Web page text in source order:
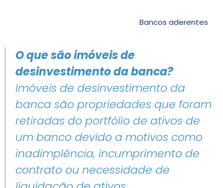
Bancos aderentes
O que são imóveis de
desinvestimento da banca?
Imóveis de desinvestimento da
banca são propriedades que foram
retiradas do portfólio de ativos de
um banco devido a motivos como
inadimplência, incumprimento de
contrato ou necessidade de